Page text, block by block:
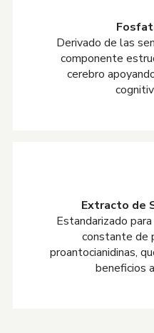
Derivado de las
componente
cerebro
Extracto de
Estandarizado
constante de
proantocianidinas,
beneficios